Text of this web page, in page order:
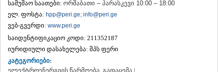
ᲡᲐᲛᲢᲠᲔᲓᲘᲐ
ᲡᲐᲩᲮᲔᲠᲔ
ᲢᲧᲘᲑᲣᲚᲘ
ᲥᲣᲗᲐᲘᲡᲘ
ᲬᲧᲐᲚᲢᲣᲑᲝ
ᲭᲘᲐᲗᲣᲠᲐ
ᲮᲐᲠᲐᲒᲐᲣᲚᲘ
სამუშაო საათები: ორშაბათი – პარასკევი 10:00 – 18:00
ელ. ფოსტა: hpp@peri.ge; info@peri.ge
ვებ-გვერდი: www.peri.ge
საიდენტიფიკაციო კოდი: 211352187
იურიდიული დასახელება: შპს ფერი
კატეგორიები:
ელექტროენერგიის წარმოება, გადაცემა |